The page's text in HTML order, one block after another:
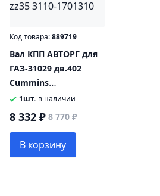
Код товара:889719
Вал КПП АВТОРГ для
ГАЗ-31029 дв.402
Cummins
промежуточный zz35
3110-1701310
1шт. в наличии
8 332 ₽ 8 770 ₽
В корзину